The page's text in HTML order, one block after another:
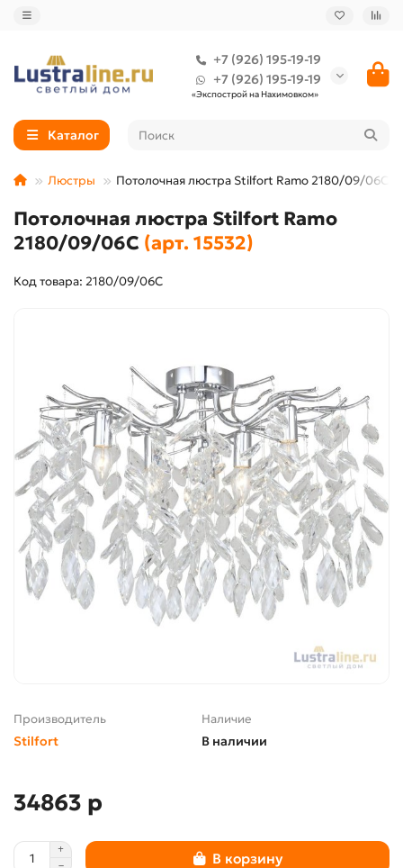
+7 (926) 195-19-19
+7 (926) 195-19-19
«Экспострой на Нахимовком»
Каталог
Люстры Потолочная люстра Stilfort Ramo 2180/09/06C
Потолочная люстра Stilfort Ramo
2180/09/06C (арт. 15532)
Код товара: 2180/09/06C
Производитель
Stilfort
Наличие
В наличии
34863 р
В корзину